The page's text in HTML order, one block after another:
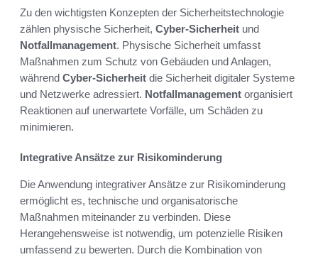
Zu den wichtigsten Konzepten der Sicherheitstechnologie
zählen physische Sicherheit, Cyber-Sicherheit und
Notfallmanagement. Physische Sicherheit umfasst
Maßnahmen zum Schutz von Gebäuden und Anlagen,
während Cyber-Sicherheit die Sicherheit digitaler Systeme
und Netzwerke adressiert. Notfallmanagement organisiert
Reaktionen auf unerwartete Vorfälle, um Schäden zu
minimieren.
Integrative Ansätze zur Risikominderung
Die Anwendung integrativer Ansätze zur Risikominderung
ermöglicht es, technische und organisatorische
Maßnahmen miteinander zu verbinden. Diese
Herangehensweise ist notwendig, um potenzielle Risiken
umfassend zu bewerten. Durch die Kombination von